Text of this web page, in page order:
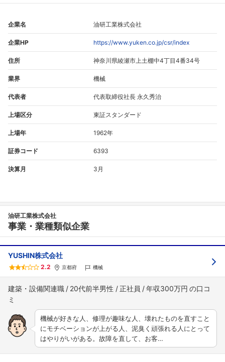
企業名 油研工業株式会社
企業HP https://www.yuken.co.jp/csr/index
住所 神奈川県綾瀬市上土棚中4丁目4番34号
業界 機械
代表者 代表取締役社長 永久秀治
上場区分 東証スタンダード
上場年 1962年
証券コード 6393
決算月 3月
油研工業株式会社
事業・業種類似企業
YUSHIN株式会社
2.2 京都府 機械
建築・設備関連職 20代前半男性 正社員 年収300万円
機械が好きな人、修理が趣味な人、壊れたものを直すこと
にモチベーションが上がる人、泥臭く頑張れる人にとって
はやりがいがある。故障を直して、お客…